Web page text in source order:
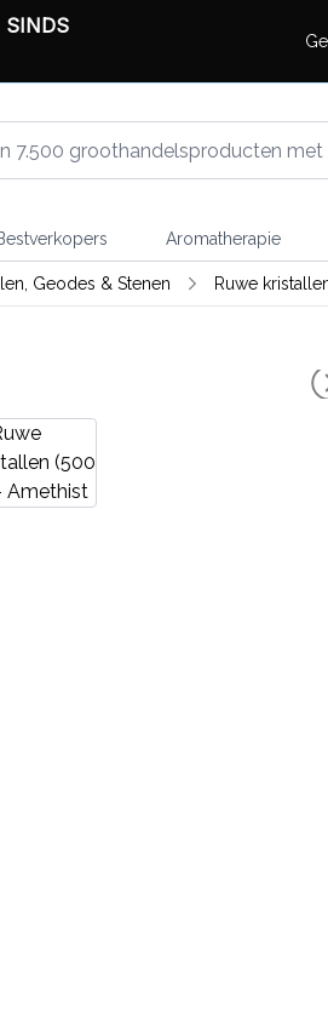
SINDS
Aromatherapie
Geodes & Stenen Ruwe